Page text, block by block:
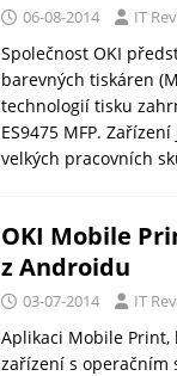
06-08-2014 IT
Společnost OKI
barevných tiskáren
technologií tisku
ES9475 MFP.
velkých pracovních
OKI Mobile
z Androidu
03-07-2014 IT
Aplikaci Mobile
zařízení s operačním